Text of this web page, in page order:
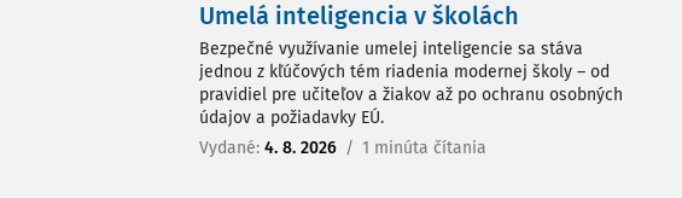
Umelá inteligencia v školách
Bezpečné využívanie umelej inteligencie sa stáva
jednou z kľúčových tém riadenia modernej školy – od
pravidiel pre učiteľov a žiakov až po ochranu osobných
údajov a požiadavky EÚ.
Vydané: 4. 8. 2026 / 1 minúta čítania